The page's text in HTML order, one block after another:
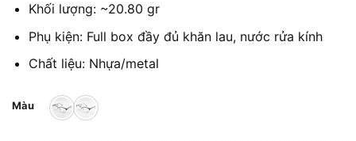
Khối lượng: ~20.80 gr
Phụ kiện: Full box đầy đủ khăn lau, nước rửa kính
Chất liệu: Nhựa/metal
Màu